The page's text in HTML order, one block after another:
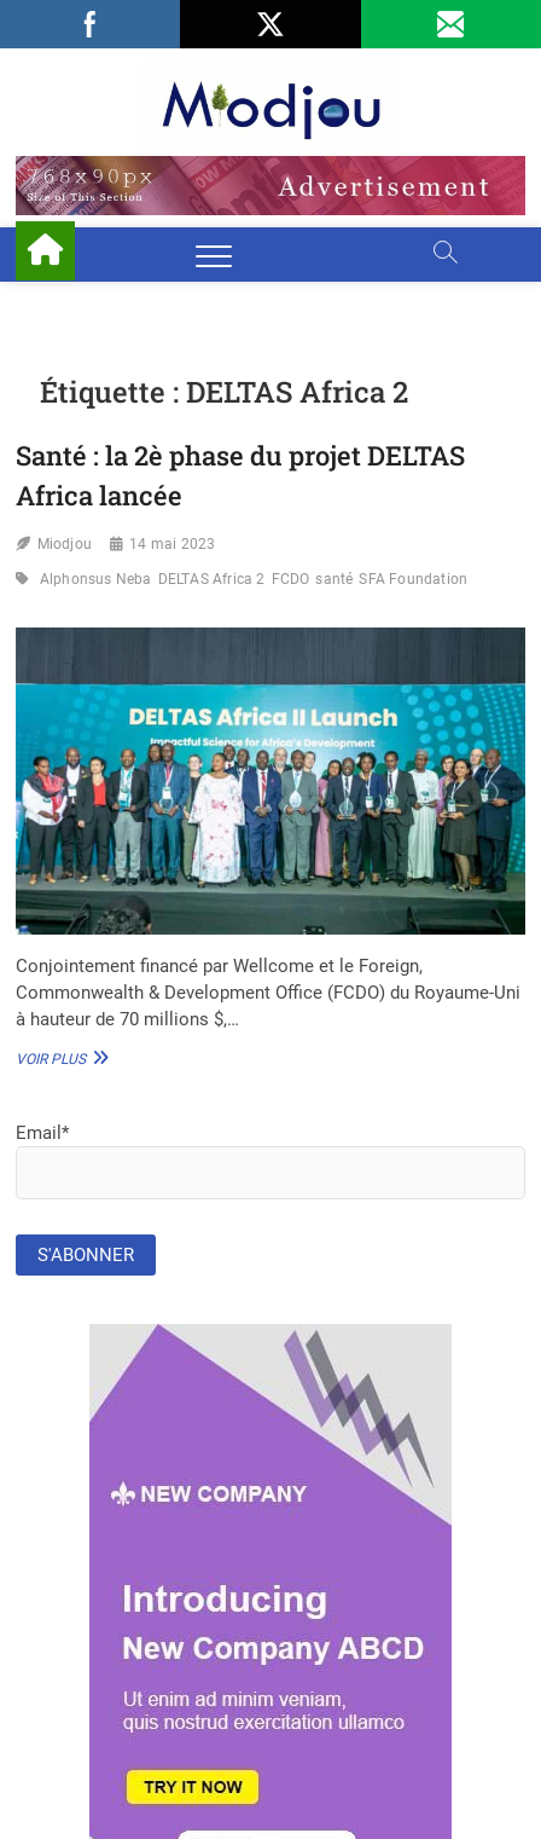
Facebook
LinkedIn
Étiquette :DELTAS Africa 2
Santé : la 2è phase du projet DELTAS
Africa lancée
Miodjou 14 mai 2023
Alphonsus Neba DELTAS Africa 2 FCDO santé SFA Foundation
Conjointement financé par Wellcome et le Foreign,
Commonwealth & Development Office (FCDO) du Royaume-Uni
à hauteur de 70 millions $,…
VOIR PLUSSANTÉ
LANCÉE
Email*